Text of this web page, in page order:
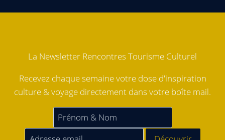
La Newsletter Rencontres Tourisme Culturel
Recevez chaque semaine votre dose d'inspiration
culture & voyage directement dans votre boîte mail.